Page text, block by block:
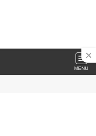
MENU